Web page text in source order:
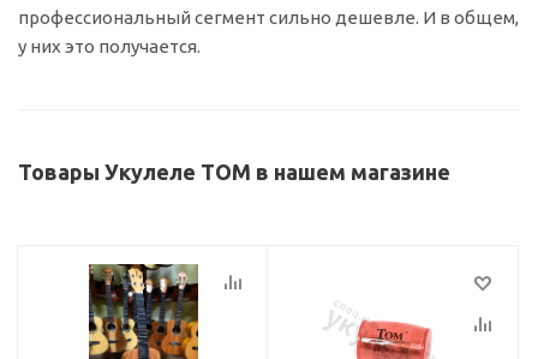
профессиональный сегмент сильно дешевле. И в общем,
у них это получается.
Товары Укулеле TOM в нашем магазине